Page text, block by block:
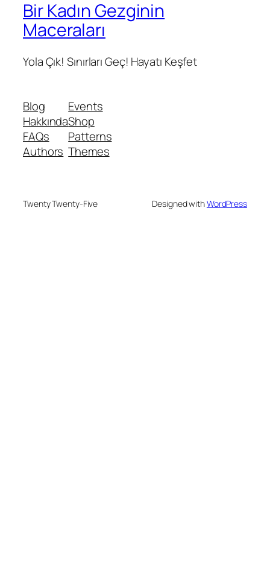
Bir Kadın Gezginin
Maceraları
Yola Çık! Sınırları Geç! Hayatı Keşfet
Blog
Hakkında
FAQs
Authors
Events
Shop
Patterns
Themes
Twenty Twenty-Five Designed withWordPress